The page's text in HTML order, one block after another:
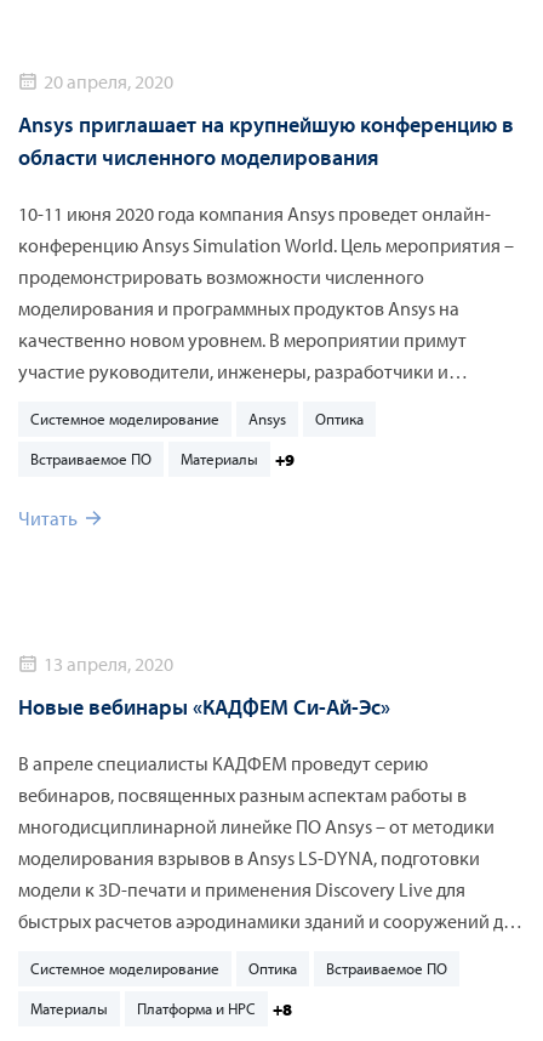
20 апреля, 2020
Ansys приглашает на крупнейшую конференцию в
области численного моделирования
10-11 июня 2020 года компания Ansys проведет онлайн-
конференцию Ansys Simulation World. Цель мероприятия –
продемонстрировать возможности численного
моделирования и программных продуктов Ansys на
качественно новом уровнем. В мероприятии примут
участие руководители, инженеры, разработчики и
Ansys Simulation World поможет развить навыки
проектирования, развертывания и эксплуатации
моделирования.
Системное моделирование Ansys Оптика
Встраиваемое ПО Материалы +9
Читать
13 апреля, 2020
Новые вебинары «КАДФЕМ Си-Ай-Эс»
В апреле специалисты КАДФЕМ проведут серию
вебинаров, посвященных разным аспектам работы в
многодисциплинарной линейке ПО Ansys – от методики
моделирования взрывов в Ansys LS-DYNA, подготовки
модели к 3D-печати и применения Discovery Live для
быстрых расчетов аэродинамики зданий и сооружений до
Flownex SE. Уже на этой неделе пройдут вебинары по
направлениям: гидродинамика, МДТТ, электромагнетизм,
Системное моделирование Оптика Встраиваемое ПО
Материалы Платформа и HPC +8